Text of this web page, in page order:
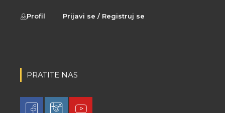
Profil Prijavi se / Registruj se
PRATITE NAS